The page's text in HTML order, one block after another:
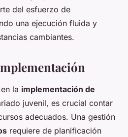
del esfuerzo de
una ejecución fluida y
cambiantes.
la implementación de
juvenil, es crucial contar
adecuados. Una gestión
requiere de planificación